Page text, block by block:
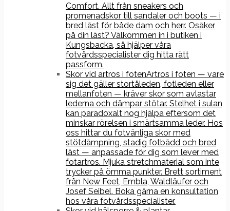
Comfort. Allt från sneakers och
promenadskor till sandaler och boots — i
bred läst för både dam och herr. Osäker
på din läst? Välkommen in i butiken i
Kungsbacka, så hjälper våra
fotvårdsspecialister dig hitta rätt
passform.
Skor vid artros i fotenArtros i foten — vare
sig det gäller stortåleden, fotleden eller
mellanfoten — kräver skor som avlastar
lederna och dämpar stötar. Stelhet i sulan
kan paradoxalt nog hjälpa eftersom det
minskar rörelsen i smärtsamma leder. Hos
oss hittar du fotvänliga skor med
stötdämpning, stadig fotbädd och bred
läst — anpassade för dig som lever med
fotartros. Mjuka stretchmaterial som inte
trycker på ömma punkter. Brett sortiment
från New Feet, Embla, Waldläufer och
Josef Seibel. Boka gärna en konsultation
hos våra fotvårdsspecialister.